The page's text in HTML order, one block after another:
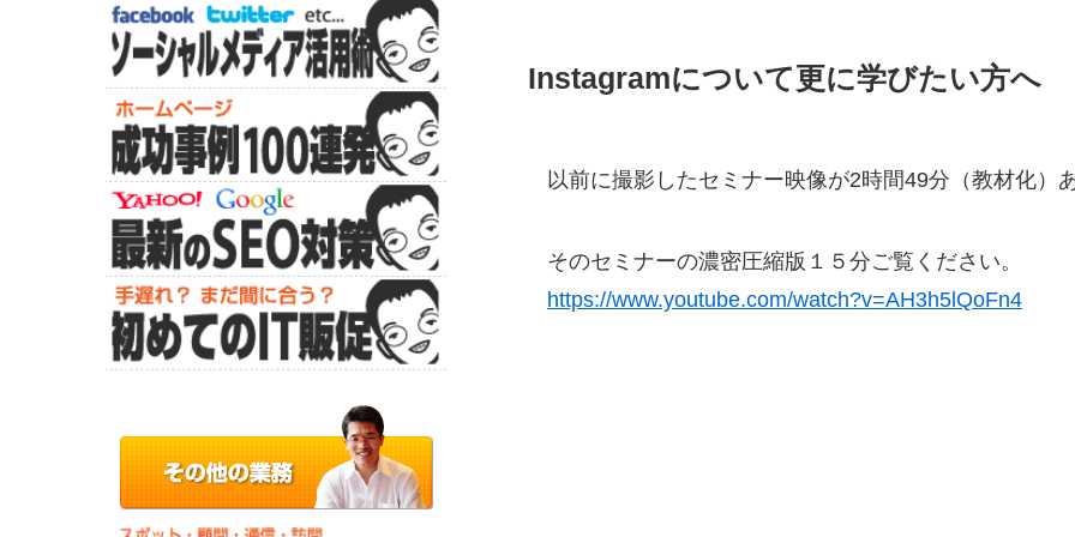
Instagramについて更に学びたい方へ
以前に撮影したセミナー映像が2時間49分（教材化）
そのセミナーの濃密圧縮版１５分ご覧ください。
https://www.youtube.com/watch?v=AH3h5lQoFn4